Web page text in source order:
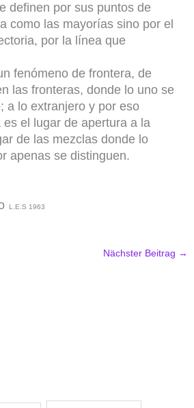
definen por sus puntos de
como las mayorías sino por el
por la línea que
fenómeno de frontera, de
las fronteras, donde lo uno se
a lo extranjero y por eso
el lugar de apertura a la
de las mezclas donde lo
apenas se distinguen.
L.E.S 1963
Nächster Beitrag →